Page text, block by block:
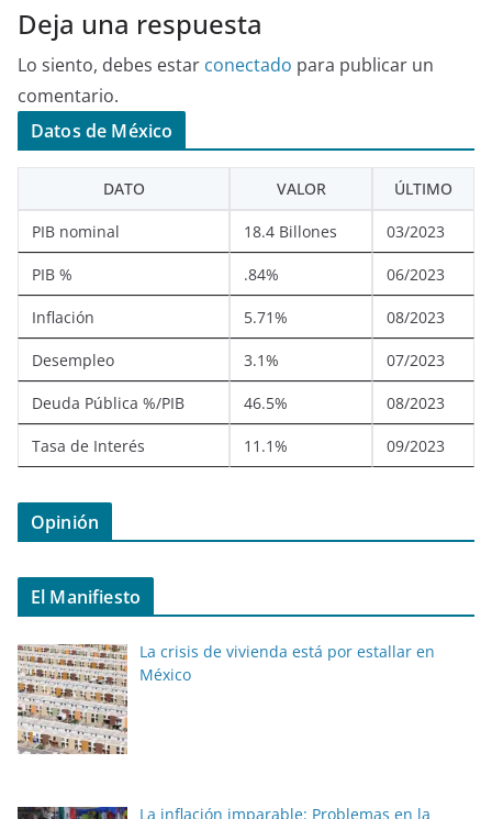
Deja una respuesta
Lo siento, debes estar conectado para publicar un
comentario.
Datos de México
DATO VALOR ÚLTIMO
PIB nominal 18.4 Billones 03/2023
PIB % .84% 06/2023
Inflación 5.71% 08/2023
Desempleo 3.1% 07/2023
Deuda Pública %/PIB 46.5% 08/2023
Tasa de Interés 11.1% 09/2023
Opinión
El Manifiesto
La crisis de vivienda está por estallar en
México
La inflación imparable: Problemas en la